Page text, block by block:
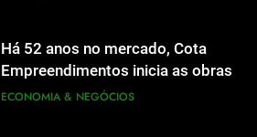
Há 52 anos no mercado, Cota
Empreendimentos inicia as obras
do Cota 365 e apresenta uma nova
ECONOMIA & NEGÓCIOS